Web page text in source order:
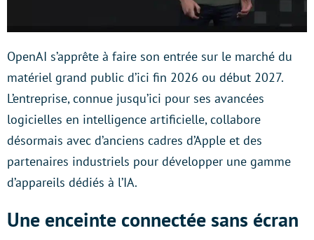
OpenAI s’apprête à faire son entrée sur le marché du
matériel grand public d’ici fin 2026 ou début 2027.
L’entreprise, connue jusqu’ici pour ses avancées
logicielles en intelligence artificielle, collabore
désormais avec d’anciens cadres d’Apple et des
partenaires industriels pour développer une gamme
d’appareils dédiés à l’IA.
Une enceinte connectée sans écran